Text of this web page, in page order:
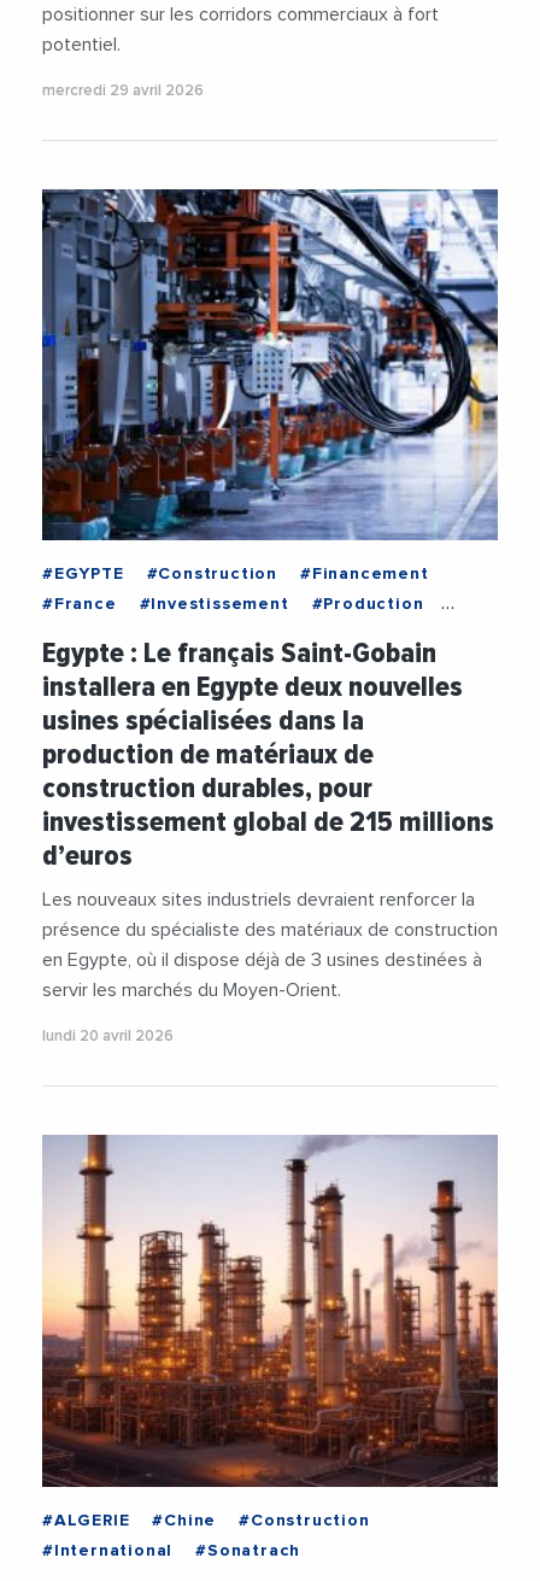
positionner sur les corridors commerciaux à fort
potentiel.
mercredi 29 avril 2026
#EGYPTE #Construction
#Financement
#France
#Investissement
#Production
Egypte : Le français Saint-Gobain
installera en Egypte deux nouvelles
usines spécialisées dans la
production de matériaux de
construction durables, pour
investissement global de 215 millions
d’euros
Les nouveaux sites industriels devraient renforcer la
présence du spécialiste des matériaux de construction
en Egypte, où il dispose déjà de 3 usines destinées à
servir les marchés du Moyen-Orient.
lundi 20 avril 2026
#ALGERIE #Chine
#Construction
#International
#Sonatrach